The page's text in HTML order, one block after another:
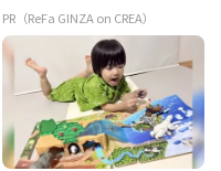
PR（ReFa GINZA on CREA）